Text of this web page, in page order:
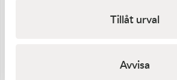
Tillåt urval
AvvisaAll Balls